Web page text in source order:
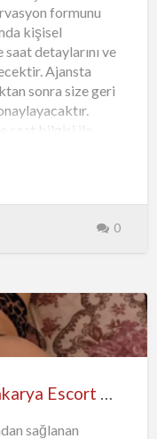
formunu
kişisel
detaylarını ve
Ajansta
sonra size geri
saat bilgisi ile
verilecektir. Bu
kontrol ederek,
ajansın size
kadar
işlediği
yaşamanız da
aracı…
0
sağlanan